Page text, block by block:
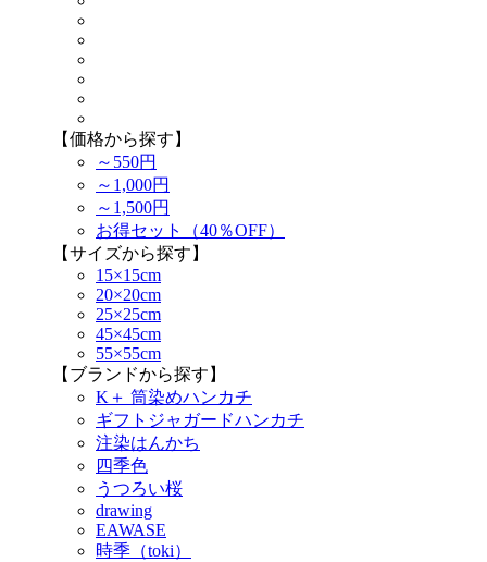
【価格から探す】
～550円
～1,000円
～1,500円
お得セット（40％OFF）
【サイズから探す】
15×15cm
20×20cm
25×25cm
45×45cm
55×55cm
【ブランドから探す】
K＋ 筒染めハンカチ
ギフトジャガードハンカチ
注染はんかち
四季色
うつろい桜
drawing
EAWASE
時季（toki）